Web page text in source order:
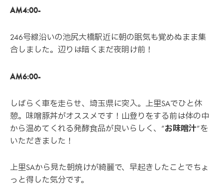
AM4:00-
246号線沿いの池尻大橋駅近に朝の眠気も覚めぬまま集
合しました。辺りは暗くまだ夜明け前！
AM6:00-
しばらく車を走らせ、埼玉県に突入。上里SAでひと休
憩。味噌豚丼がオススメです！山登りをする前は体の中
から温めてくれる発酵食品が良いらしく、”お味噌汁”を
いただきました！
上里SAから見た朝焼けが綺麗で、早起きしたことでちょ
っと得した気分です。